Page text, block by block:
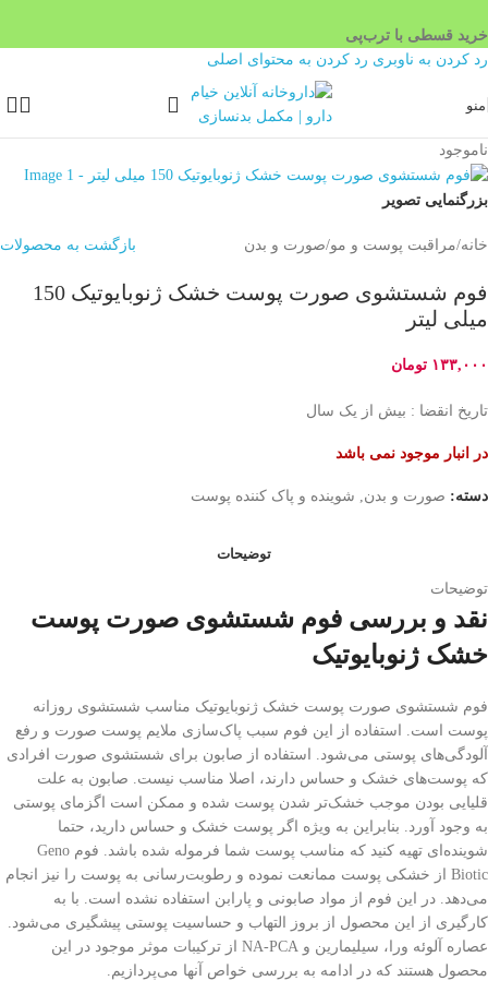
خرید قسطی با ترب‌پی
۴ قسط، بدون کارمزد
رد کردن به ناوبری رد کردن به محتوای اصلی
منو
ناموجود
بزرگنمایی تصویر
خانه/مراقبت پوست و مو/صورت و بدن بازگشت به محصولات
فوم شستشوی صورت پوست خشک ژنوبایوتیک 150
میلی لیتر
۱۳۳,۰۰۰ تومان
تاریخ انقضا : بیش از یک سال
در انبار موجود نمی باشد
دسته: صورت و بدن شوینده و پاک کننده پوست
توضیحات
توضیحات
نقد و بررسی فوم شستشوی صورت پوست
خشک ژنوبایوتیک
فوم شستشوی صورت پوست خشک ژنوبایوتیک مناسب شستشوی روزانه
پوست است. استفاده از این فوم سبب پاک‌سازی ملایم پوست صورت و رفع
آلودگی‌های پوستی می‌شود. استفاده از صابون برای شستشوی صورت افرادی
که پوست‌های خشک و حساس دارند، اصلا مناسب نیست. صابون به علت
قلیایی بودن موجب خشک‌تر شدن پوست شده و ممکن است اگزمای پوستی
به وجود آورد. بنابراین به ویژه اگر پوست خشک و حساس دارید، حتما
شوینده‌ای تهیه کنید که مناسب پوست شما فرموله شده باشد. فوم Geno
Biotic از خشکی پوست ممانعت نموده و رطوبت‌رسانی به پوست را نیز انجام
می‌دهد. در این فوم از مواد صابونی و پارابن استفاده نشده است. با به
کارگیری از این محصول از بروز التهاب و حساسیت پوستی پیشگیری می‌شود.
عصاره آلوئه ورا، سیلیمارین و NA-PCA از ترکیبات موثر موجود در این
محصول هستند که در ادامه به بررسی خواص آنها می‌پردازیم.